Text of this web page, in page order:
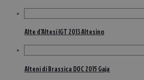
Alte d’Altesi IGT 2013 Altesino
Alteni di Brassica DOC 2015 Gaja